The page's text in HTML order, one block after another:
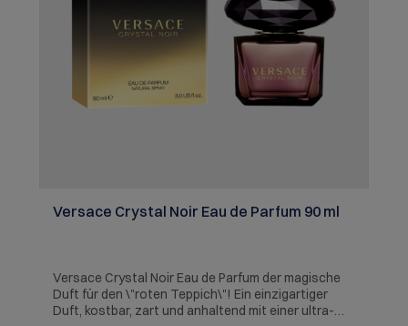
Versace Crystal Noir Eau de Parfum 90 ml
Versace Crystal Noir Eau de Parfum der magische
Duft für den \"roten Teppich\"! Ein einzigartiger
Duft, kostbar, zart und anhaltend mit einer ultra-